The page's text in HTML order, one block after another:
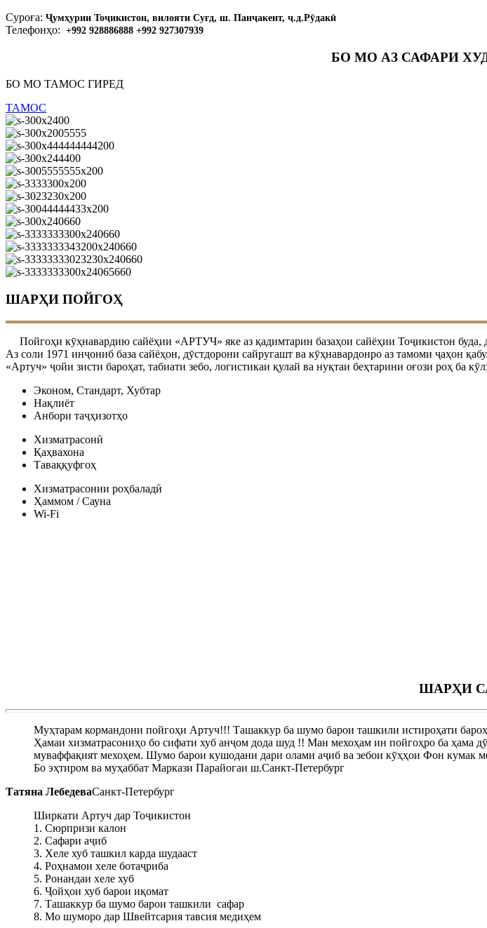
Суроға: Ҷумҳурии Тоҷикистон, вилояти Суғд, ш. Панҷакент, ҷ.д.Рӯдакӣ
Телефонҳо: +992 928886888 +992 927307939
БО МО АЗ САФАРИ
БО МО ТАМОС ГИРЕД
ТАМОС
ШАРҲИ ПОЙГОҲ
Пойгоҳи кӯҳнавардию сайёҳии «АРТУЧ» яке аз қадимтарин базаҳои сайёҳии Тоҷикистон буда,
Аз соли 1971 инҷониб база сайёҳон, дӯстдорони сайругашт ва кӯҳнавардонро аз тамоми ҷаҳон
«Артуч» ҷойи зисти бароҳат, табиати зебо, логистикаи қулай ва нуқтаи беҳтарини оғози роҳ ба
Эконом, Стандарт, Хубтар
Нақлиёт
Анбори таҷҳизотҳо
Хизматрасонӣ
Қаҳвахона
Таваққуфгоҳ
Хизматрасонии роҳбаладӣ
Ҳаммом / Сауна
Wi-Fi
ШАРҲИ
Муҳтарам кормандони пойгоҳи Артуч!!! Ташаккур ба шумо барои ташкили истироҳати
Ҳамаи хизматрасониҳо бо сифати хуб анҷом дода шуд !! Ман мехоҳам ин пойгоҳро ба ҳама
муваффақият мехоҳем. Шумо барои кушодани дари олами аҷиб ва зебои кӯҳҳои Фон кумак
Бо эҳтиром ва муҳаббат Маркази Парайогаи ш.Санкт-Петербург
Татяна ЛебедеваСанкт-Петербург
Ширкати Артуч дар Тоҷикистон
1. Сюрпризи калон
2. Сафари аҷиб
3. Хеле хуб ташкил карда шудааст
4. Роҳнамои хеле ботаҷриба
5. Ронандаи хеле хуб
6. Ҷойҳои хуб барои иқомат
7. Ташаккур ба шумо барои ташкили сафар
8. Мо шуморо дар Швейтсария тавсия медиҳем